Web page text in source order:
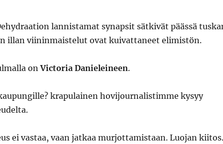
lannistamat synapsit sätkivät päässä
illan viininmaistelut ovat kuivattaneet elimistön.
onVictoria Danieleineen.
krapulainen hovijournalistimme kysyy
ei vastaa, vaan jatkaa murjottamistaan. Luojan kiitos.